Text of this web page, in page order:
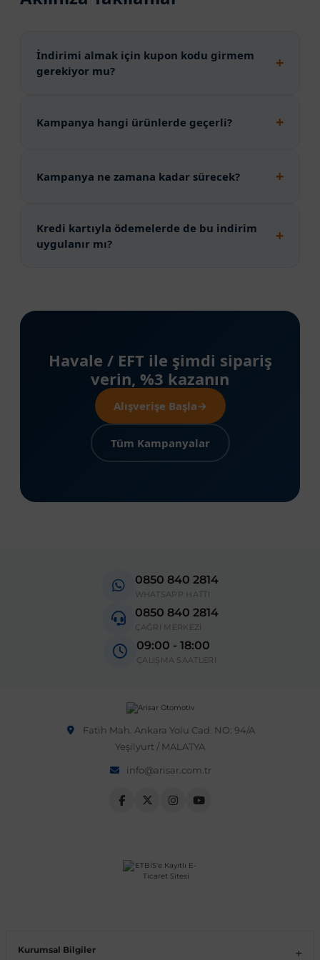
İndirimi almak için kupon kodu girmem
gerekiyor mu?
Kampanya hangi ürünlerde geçerli?
Kampanya ne zamana kadar sürecek?
Kredi kartıyla ödemelerde de bu indirim
uygulanır mı?
Havale / EFT ile şimdi sipariş
verin, %3 kazanın
Alışverişe Başla→
Tüm Kampanyalar
0850 840 2814
WHATSAPP HATTI
0850 840 2814
ÇAĞRI MERKEZİ
09:00 - 18:00
ÇALIŞMA SAATLERİ
Fatih Mah. Ankara Yolu Cad. NO: 94/A
Yeşilyurt / MALATYA
info@arisar.com.tr
Kurumsal Bilgiler